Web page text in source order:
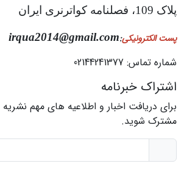
پلاک 109، فصلنامه کواترنری ایران
پست الکترونیکی:
irqua2014@gmail.com
شماره تماس: 02144241377
اشتراک خبرنامه
برای دریافت اخبار و اطلاعیه های مهم نشریه
مشترک شوید.